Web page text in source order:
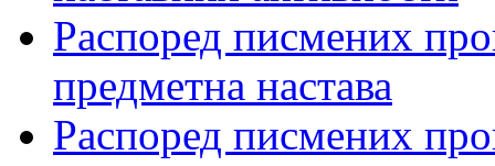
Распоред писмених
предметна настава
Распоред писмених